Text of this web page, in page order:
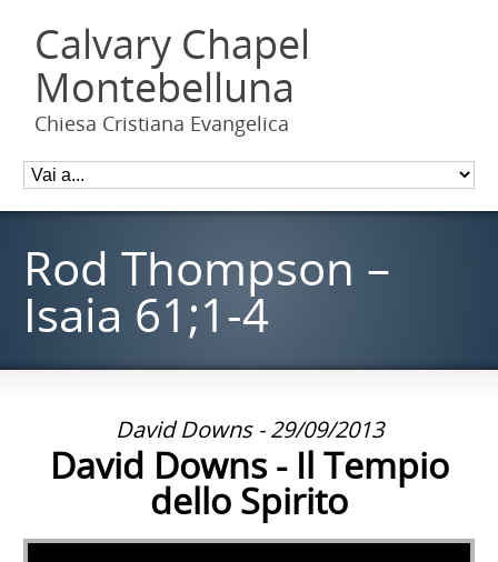
Calvary Chapel
Montebelluna
Chiesa Cristiana Evangelica
Rod Thompson –
Isaia 61;1-4
David Downs - 29/09/2013
David Downs - Il Tempio
dello Spirito